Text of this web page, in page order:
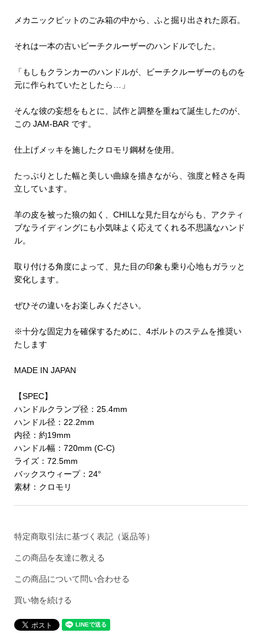
メカニックピットのごみ箱の中から、ふと掘り出された原石。
それは一本の古いビーチクルーザーのハンドルでした。
「もしもクランカーのハンドルが、ビーチクルーザーのものを
元に作られていたとしたら…」
そんな彼の妄想をもとに、試作と調整を重ねて誕生したのが、
この JAM-BAR です。
仕上げメッキを施したクロモリ鋼材を使用。
たっぷりとした幅と美しい曲線を描きながら、強度と軽さを両
立しています。
羊の皮を被った狼の如く、CHILLな見た目ながらも、アクティ
ブなライディングにも小気味よく応えてくれる不思議なハンド
ル。
取り付ける角度によって、見た目の印象も乗り心地もガラッと
変化します。
ぜひその違いをお楽しみください。
※十分な固定力を確保するために、4ボルトのステムを推奨い
たします
MADE IN JAPAN
【SPEC】
ハンドルクランプ径：25.4mm
ハンドル径：22.2mm
内径：約19mm
ハンドル幅：720mm (C-C)
ライズ：72.5mm
バックスウィープ：24°
素材：クロモリ
特定商取引法に基づく表記（返品等）
この商品を友達に教える
この商品について問い合わせる
買い物を続ける